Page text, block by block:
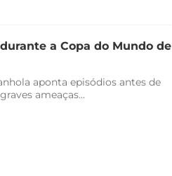
a Copa do Mundo de
aponta episódios antes de
ameaças...